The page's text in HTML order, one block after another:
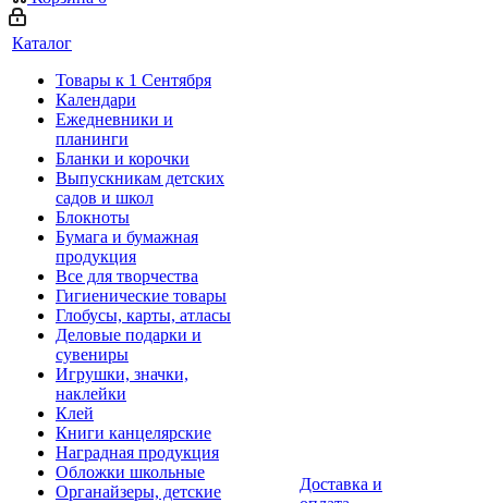
Каталог
Товары к 1 Сентября
Календари
Ежедневники и
планинги
Бланки и корочки
Выпускникам детских
садов и школ
Блокноты
Бумага и бумажная
продукция
Все для творчества
Гигиенические товары
Глобусы, карты, атласы
Деловые подарки и
сувениры
Игрушки, значки,
наклейки
Клей
Книги канцелярские
Наградная продукция
Обложки школьные
Органайзеры, детские
Доставка и